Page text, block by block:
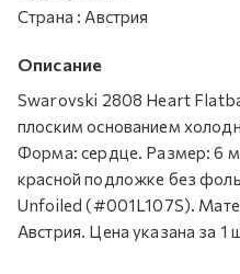
Страна : Австрия
Описание
Swarovski 2808 Heart
плоским основанием
Форма: сердце. Размер: 6
красной подложке без
Unfoiled (#001L107S).
Австрия. Цена указана за 1